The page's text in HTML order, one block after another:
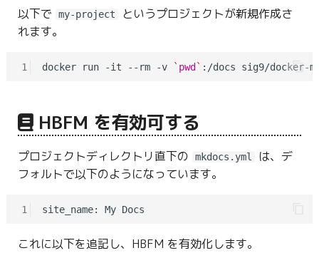
以下で my-project
というプロジェクトが新規作成さ
れます。
1 docker run -it --rm -v ` pwd `
HBFM を有効可する
プロジェクトディレクトリ直下の mkdocs.yml
は、デ
フォルトで以下のようになっています。
1
これに以下を追記し、HBFM を有効化します。